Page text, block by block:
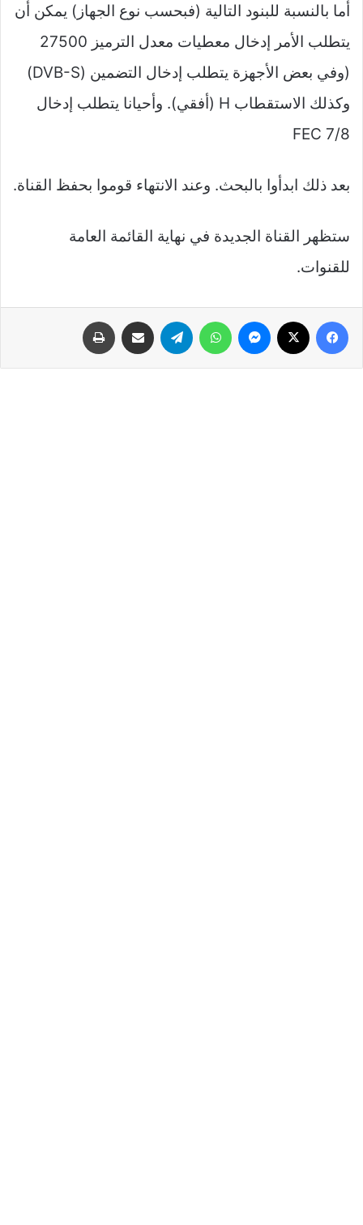
أما بالنسبة للبنود التالية (فبحسب نوع الجهاز) يمكن أن
يتطلب الأمر إدخال معطيات معدل الترميز 27500
(وفي بعض الأجهزة يتطلب إدخال التضمين (DVB-S)
وكذلك الاستقطاب H (أفقي). وأحيانا يتطلب إدخال
FEC 7/8
بعد ذلك ابدأوا بالبحث. وعند الانتهاء قوموا بحفظ القناة.
ستظهر القناة الجديدة في نهاية القائمة العامة
للقنوات.
فيسبوك ماسنجر واتساب تيلقرام مشاركة عبر البريد